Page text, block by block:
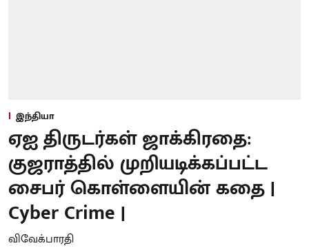
இந்தியா
ஏஐ திருடர்கள் ஜாக்கிரதை:
குஜராத்தில் முறியடிக்கப்பட்ட
சைபர் கொள்ளையின் கதை |
Cyber Crime |
விவேக்பாரதி